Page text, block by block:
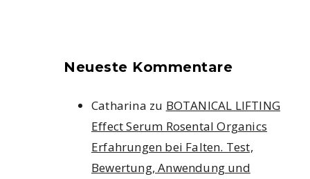
Neueste Kommentare
Catharina zu BOTANICAL LIFTING
Effect Serum Rosental Organics
Erfahrungen bei Falten. Test,
Bewertung, Anwendung und